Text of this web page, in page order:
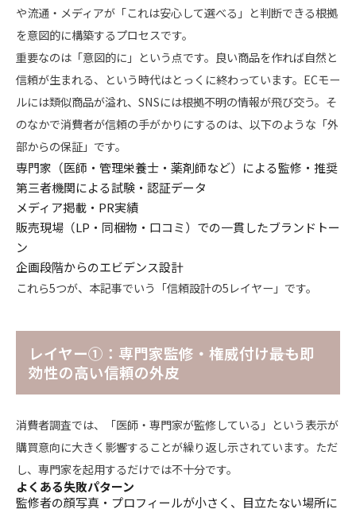
や流通・メディアが「これは安心して選べる」と判断できる根拠
を意図的に構築するプロセスです。
重要なのは「意図的に」という点です。良い商品を作れば自然と
信頼が生まれる、という時代はとっくに終わっています。ECモー
ルには類似商品が溢れ、SNSには根拠不明の情報が飛び交う。そ
のなかで消費者が信頼の手がかりにするのは、以下のような「外
部からの保証」です。
専門家（医師・管理栄養士・薬剤師など）による監修・推奨
第三者機関による試験・認証データ
メディア掲載・PR実績
販売現場（LP・同梱物・口コミ）での一貫したブランドトー
ン
企画段階からのエビデンス設計
これら5つが、本記事でいう「信頼設計の5レイヤー」です。
レイヤー①：専門家監修・権威付け――最も即
効性の高い信頼の外皮
消費者調査では、「医師・専門家が監修している」という表示が
購買意向に大きく影響することが繰り返し示されています。ただ
し、専門家を起用するだけでは不十分です。
よくある失敗パターン
監修者の顔写真・プロフィールが小さく、目立たない場所に